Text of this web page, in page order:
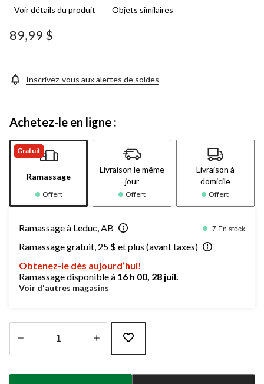
26
Voir détails du produit Objets similaires
89,99 $
Inscrivez-vous aux alertes de soldes
Achetez-le en ligne :
Gratuit
Ramassage
Offert
Livraison le même
jour
Offert
Livraison à
domicile
Offert
Ramassage à Leduc, AB 7 En stock
Ramassage gratuit, 25 $ et plus (avant taxes)
Obtenez-le dès aujourd’hui!
Ramassage disponible à 16 h 00, 28 juil.
Voir d'autres magasins